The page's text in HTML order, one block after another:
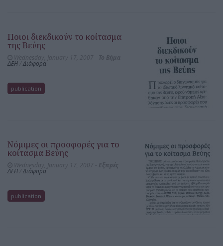
Ποιοι διεκδικούν το κοίτασμα
της Βεύης
ΔΕΗ Διάφορα
publication
Νόμιμες οι προσφορές για το
κοίτασμα Βεύης
ΔΕΗ Διάφορα
publication